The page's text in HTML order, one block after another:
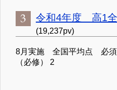
令和4年度 高1
(19,237pv)
8月実施 全国平均点 必
（必修） 2